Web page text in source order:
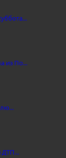
из По...
ДТП...